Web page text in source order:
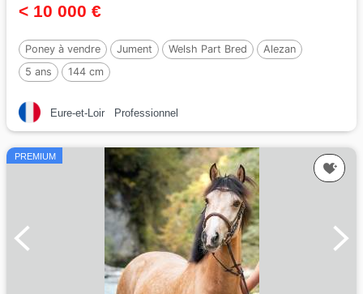
< 10 000 €
Poney à vendre Jument Welsh Part Bred
Alezan
5 ans
144 cm
Eure-et-Loir Professionnel
PREMIUM